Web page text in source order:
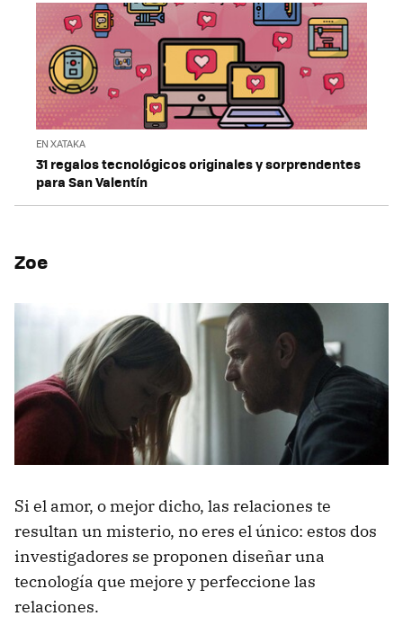
EN XATAKA
31 regalos tecnológicos originales y sorprendentes
para San Valentín
Zoe
Si el amor, o mejor dicho, las relaciones te
resultan un misterio, no eres el único: estos dos
investigadores se proponen diseñar una
tecnología que mejore y perfeccione las
relaciones.